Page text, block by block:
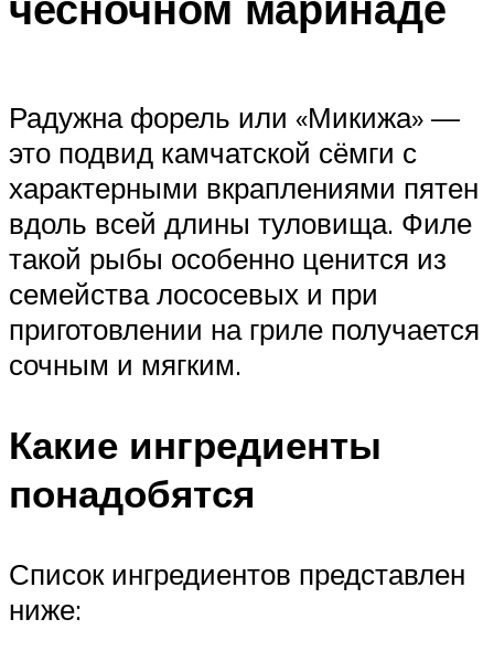
Радужна форель или «Микижа» —
это подвид камчатской сёмги с
характерными вкраплениями пятен
вдоль всей длины туловища. Филе
такой рыбы особенно ценится из
семейства лососевых и при
приготовлении на гриле получается
сочным и мягким.
Какие ингредиенты
понадобятся
Список ингредиентов представлен
ниже: